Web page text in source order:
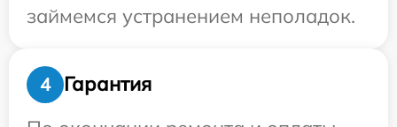
займемся устранением неполадок.
4
Гарантия